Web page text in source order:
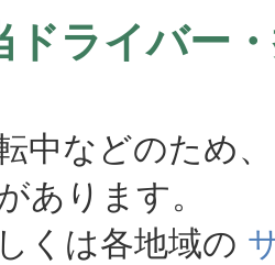
ドライバー
中などのため
あります。
くは各地域の